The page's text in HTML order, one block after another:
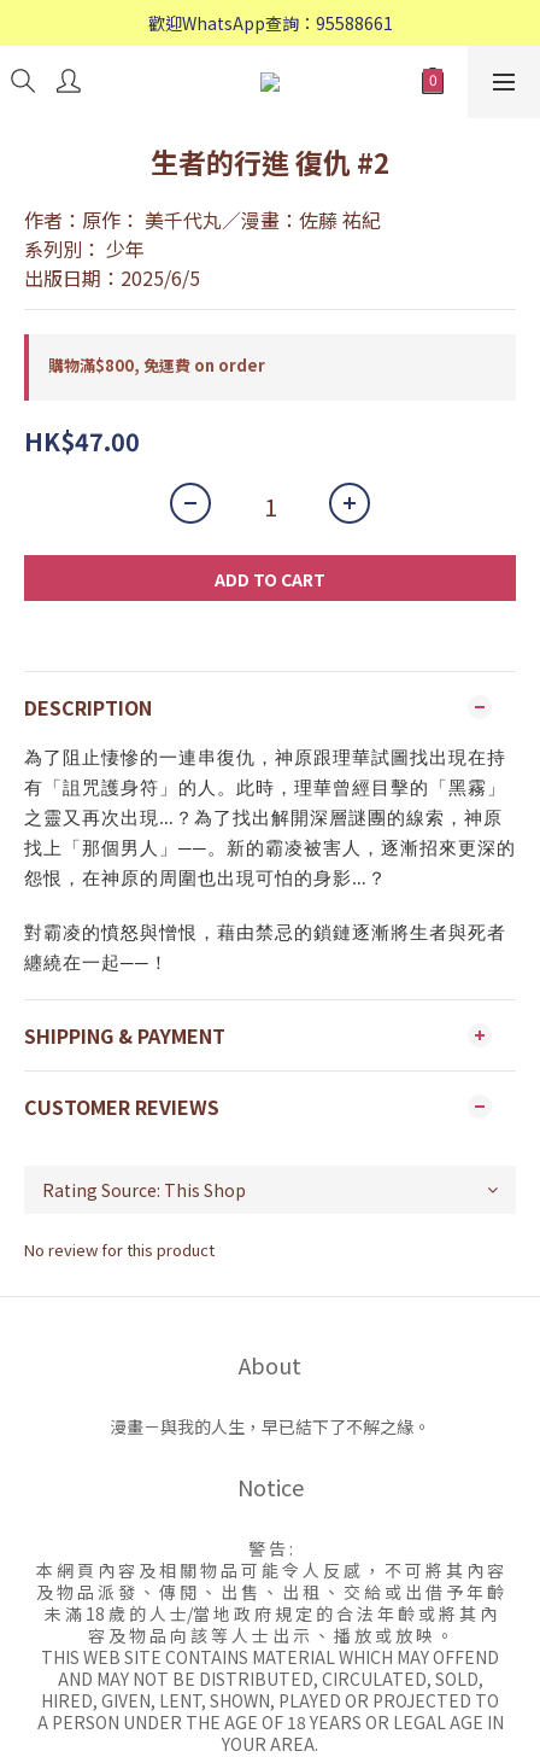
歡迎WhatsApp查詢：95588661
歡迎WhatsApp查詢：95588661
會員專享: 購物滿$800, 免運費
生者的行進 復仇 #2
作者：原作： 美千代丸／漫畫：佐藤 祐紀
系列別： 少年
出版日期：2025/6/5
購物滿$800, 免運費 on order
HK$47.00
ADD TO CART
DESCRIPTION
為了阻止悽慘的一連串復仇，神原跟理華試圖找出現在持
有「詛咒護身符」的人。此時，理華曾經目擊的「黑霧」
之靈又再次出現…？為了找出解開深層謎團的線索，神原
找上「那個男人」──。新的霸凌被害人，逐漸招來更深的
怨恨，在神原的周圍也出現可怕的身影…？
對霸凌的憤怒與憎恨，藉由禁忌的鎖鏈逐漸將生者與死者
纏繞在一起──！
SHIPPING & PAYMENT
CUSTOMER REVIEWS
No review for this product
About
漫畫－與我的人生，早已結下了不解之緣。
Notice
警 告 :
本 網 頁 內 容 及 相 關 物 品 可 能 令 人 反 感 ， 不 可 將 其 內 容
及 物 品 派 發 、 傳 閱 、 出 售 、 出 租 、 交 給 或 出 借 予 年 齡
未 滿 18 歲 的 人 士/當 地 政 府 規 定 的 合 法 年 齡 或 將 其 內
容 及 物 品 向 該 等 人 士 出 示 、 播 放 或 放 映 。
THIS WEB SITE CONTAINS MATERIAL WHICH MAY OFFEND
AND MAY NOT BE DISTRIBUTED, CIRCULATED, SOLD,
HIRED, GIVEN, LENT, SHOWN, PLAYED OR PROJECTED TO
A PERSON UNDER THE AGE OF 18 YEARS OR LEGAL AGE IN
YOUR AREA.